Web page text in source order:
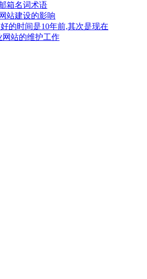
箱名词术语
站建设的影响
的时间是10年前,其次是现在
网站的维护工作